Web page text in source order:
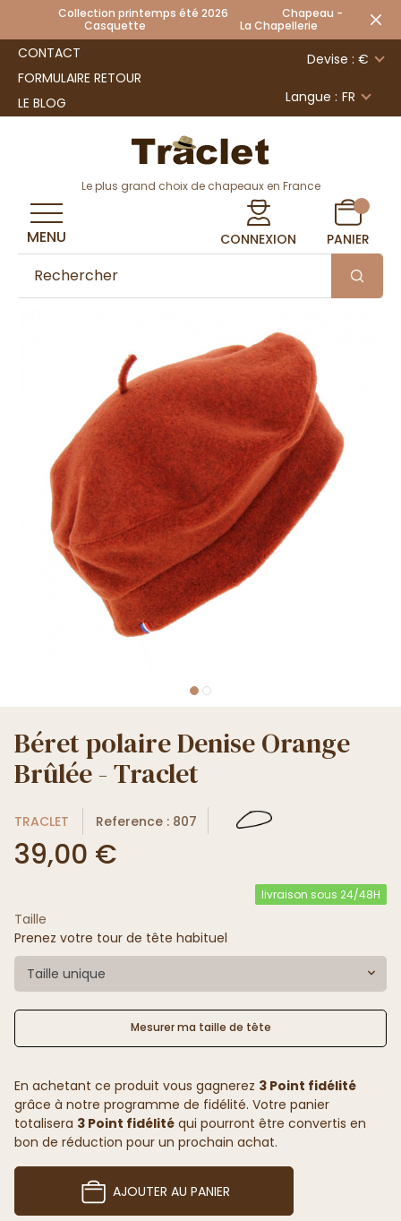
Collection printemps été 2026 Chapeau -
Casquette La Chapellerie
CONTACT
FORMULAIRE RETOUR
LE BLOG
Devise : €
Langue : FR
Le plus grand choix de chapeaux en France
CONNEXION PANIER
MENU
Béret polaire Denise Orange
Brûlée - Traclet
TRACLET Reference : 807
39,00 €
livraison sous 24/48H
Taille
Prenez votre tour de tête habituel
Taille unique
Mesurer ma taille de tête
En achetant ce produit vous gagnerez 3 Point fidélité
grâce à notre programme de fidélité. Votre panier
totalisera 3 Point fidélité qui pourront être convertis en
bon de réduction pour un prochain achat.
AJOUTER AU PANIER